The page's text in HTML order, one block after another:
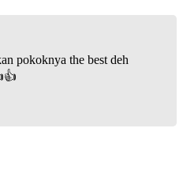
pokoknya the best deh